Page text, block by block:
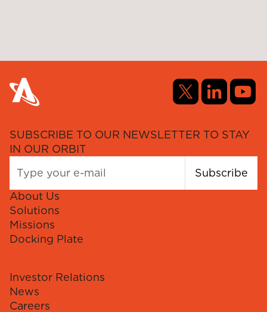
SUBSCRIBE TO OUR NEWSLETTER TO STAY
IN OUR ORBIT
Subscribe
About Us
Solutions
Missions
Docking Plate
Investor Relations
News
Careers